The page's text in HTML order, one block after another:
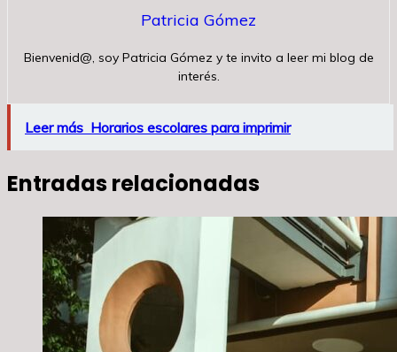
Patricia Gómez
Bienvenid@, soy Patricia Gómez y te invito a leer mi blog de
interés.
Leer más Horarios escolares para imprimir
Entradas relacionadas